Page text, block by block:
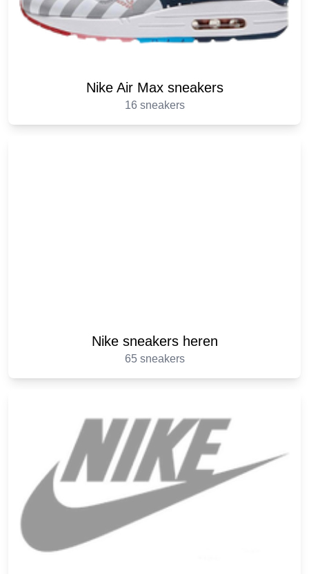
Nike Air Max sneakers
16 sneakers
Nike sneakers heren
65 sneakers